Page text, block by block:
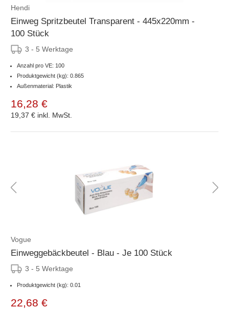
Hendi
Einweg Spritzbeutel Transparent - 445x220mm -
100 Stück
3 - 5 Werktage
Anzahl pro VE: 100
Produktgewicht (kg): 0.865
Außenmaterial: Plastik
16,28 €
19,37 € inkl. MwSt.
Vogue
Einweggebäckbeutel - Blau - Je 100 Stück
3 - 5 Werktage
Produktgewicht (kg): 0.01
22,68 €